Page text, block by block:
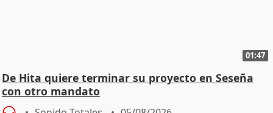
01:47
De Hita quiere terminar su proyecto en Seseña
con otro mandato